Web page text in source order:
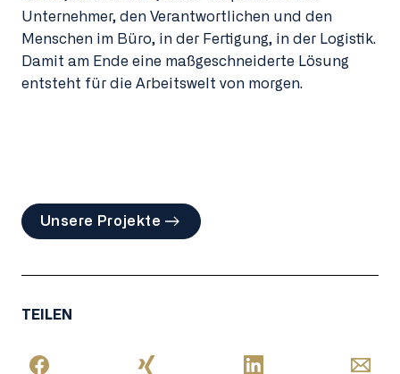
Unternehmer, den Verantwortlichen und den
Menschen im Büro, in der Fertigung, in der Logistik.
Damit am Ende eine maßgeschneiderte Lösung
entsteht für die Arbeitswelt von morgen.
Unsere Projekte
TEILEN